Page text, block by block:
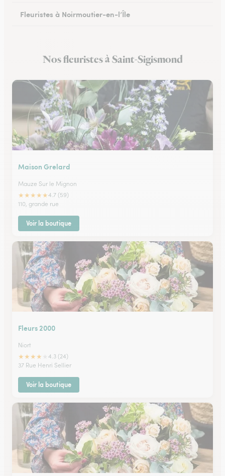
Fleuristes à Noirmoutier-en-l’Île
Fleuristes à Talmont-Saint-Hilaire
Nos fleuristes à Saint-Sigismond
Maison Grelard
Mauze Sur le Mignon
★★★★★4.7 (59)
110, grande rue
Voir la boutique
Fleurs 2000
Niort
★★★★
4.3 (24)
37 Rue Henri Sellier
Voir la boutique